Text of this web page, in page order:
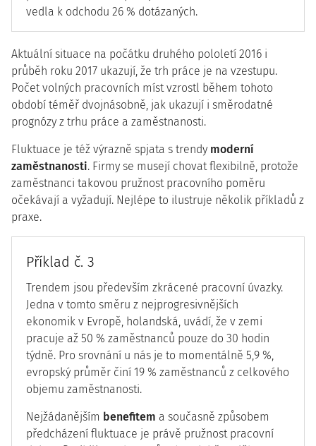
vedla k odchodu 26 % dotázaných.
Aktuální situace na počátku druhého pololetí 2016 i
průběh roku 2017 ukazují, že trh práce je na vzestupu.
Počet volných pracovních míst vzrostl během tohoto
období téměř dvojnásobně, jak ukazují i směrodatné
prognózy z trhu práce a zaměstnanosti.
Fluktuace je též výrazně spjata s trendy moderní
zaměstnanosti. Firmy se musejí chovat flexibilně, protože
zaměstnanci takovou pružnost pracovního poměru
očekávají a vyžadují. Nejlépe to ilustruje několik příkladů z
praxe.
Příklad č. 3
Trendem jsou především zkrácené pracovní úvazky.
Jedna v tomto směru z nejprogresivnějších
ekonomik v Evropě, holandská, uvádí, že v zemi
pracuje až 50 % zaměstnanců pouze do 30 hodin
týdně. Pro srovnání u nás je to momentálně 5,9 %,
evropský průměr činí 19 % zaměstnanců z celkového
objemu zaměstnanosti.
Nejžádanějším benefitem a současně způsobem
předcházení fluktuace je právě pružnost pracovní